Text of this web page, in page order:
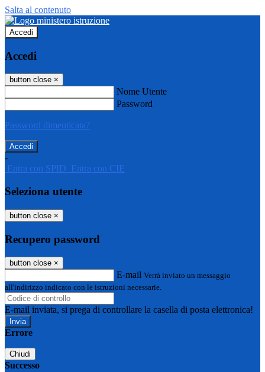
Salta al contenuto
Accedi
Accedi
button close ×
Nome Utente
Password
Password dimenticata?
-
Entra con SPID Entra con CIE
Seleziona utente
button close ×
Recupero password
button close ×
E-mail Verrà inviato un messaggio
all'indirizzo indicato con le istruzioni necessarie.
E-mail inviata, si prega di controllare la casella di posta elettronica!
Errore
Chiudi
Successo